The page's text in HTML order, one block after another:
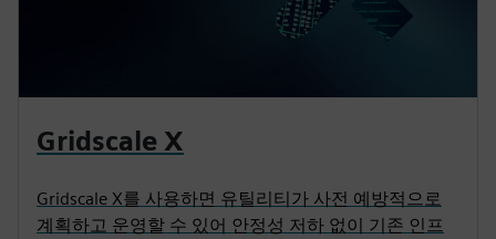
Gridscale X
Gridscale X를 사용하면 유틸리티가 사전 예방적으로
계획하고 운영할 수 있어 안정성 저하 없이 기존 인프